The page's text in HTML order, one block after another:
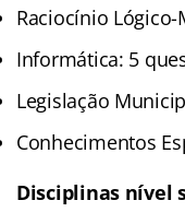
Raciocínio
Informática: 5
Legislação
Conhecimentos
Disciplinas nível